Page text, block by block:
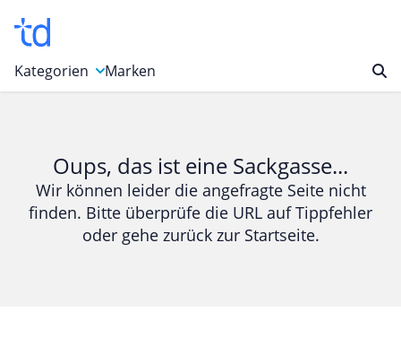
Kategorien
Bücher & Magazine
Computer & Elektronik
Entertainment & Media
Marken
Oups, das ist eine Sackgasse...
Wir können leider die angefragte Seite nicht
finden. Bitte überprüfe die URL auf Tippfehler
oder gehe zurück zur Startseite.